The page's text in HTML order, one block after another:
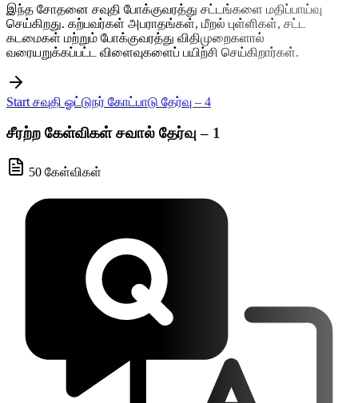
இந்த சோதனை சவுதி போக்குவரத்து சட்டங்களை மதிப்பாய்வு
செய்கிறது. கற்பவர்கள் அபராதங்கள், மீறல் புள்ளிகள், சட்ட
கடமைகள் மற்றும் போக்குவரத்து விதிமுறைகளால்
வரையறுக்கப்பட்ட விளைவுகளைப் பயிற்சி செய்கிறார்கள்.
Start சவுதி ஓட்டுநர் கோட்பாடு தேர்வு – 4
சீரற்ற கேள்விகள் சவால் தேர்வு – 1
50 கேள்விகள்